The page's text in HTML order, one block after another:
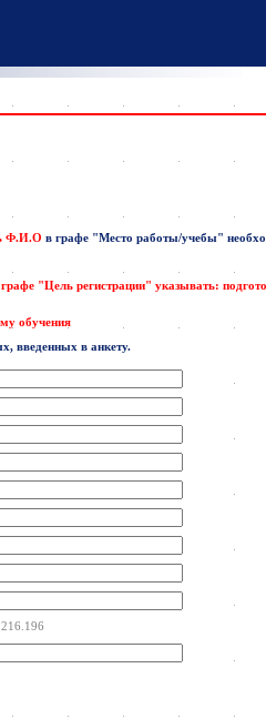
Ф.И.О в графе "Место работы/учебы"
"Цель регистрации" указывать:
обучения
введенных в анкету.